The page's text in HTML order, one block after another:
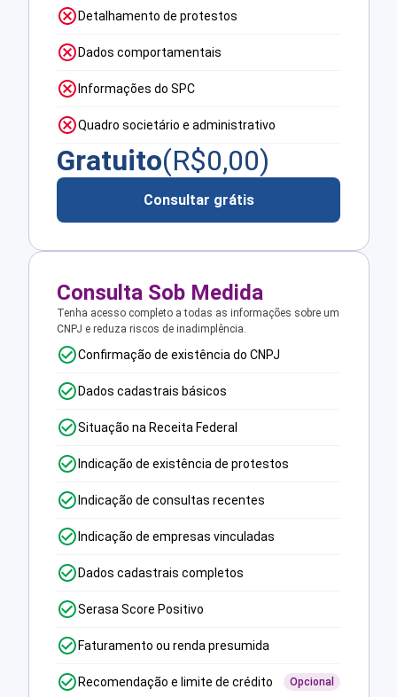
Detalhamento de protestos
Dados comportamentais
Informações do SPC
Quadro societário e administrativo
Gratuito(R$0,00)
Consultar grátis
Consulta Sob Medida
Tenha acesso completo a todas as informações sobre um
CNPJ e reduza riscos de inadimplência.
Confirmação de existência do CNPJ
Dados cadastrais básicos
Situação na Receita Federal
Indicação de existência de protestos
Indicação de consultas recentes
Indicação de empresas vinculadas
Dados cadastrais completos
Serasa Score Positivo
Faturamento ou renda presumida
Recomendação e limite de crédito Opcional